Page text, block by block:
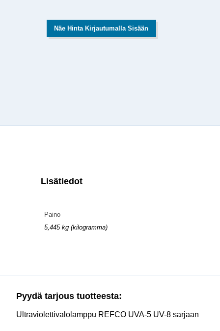
Näe Hinta Kirjautumalla Sisään
Lisätiedot
Paino
5,445 kg (kilogramma)
Pyydä tarjous tuotteesta:
Ultraviolettivalolamppu REFCO UVA-5 UV-8 sarjaan